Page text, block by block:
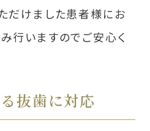
だけました患者様にお
行いますのでご安心く
抜歯に対応